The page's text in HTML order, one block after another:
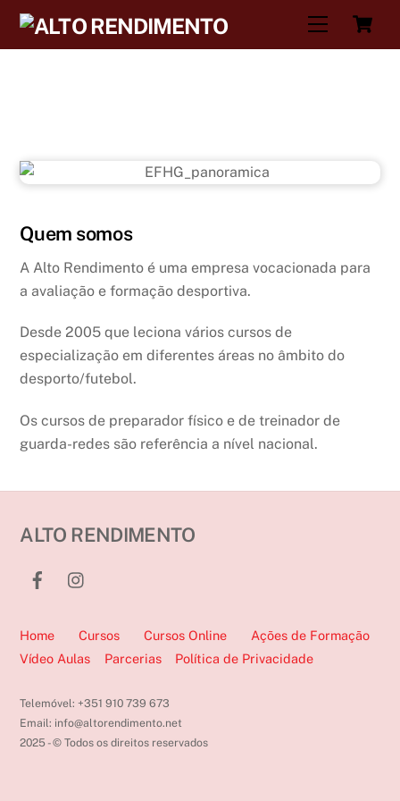
Skip
Menu
Quem somos
A Alto Rendimento é uma empresa vocacionada para
a avaliação e formação desportiva.
Desde 2005 que leciona vários cursos de
especialização em diferentes áreas no âmbito do
desporto/futebol.
Os cursos de preparador físico e de treinador de
guarda-redes são referência a nível nacional.
ALTO RENDIMENTO
Home Cursos Cursos Online
Ações de Formação
Vídeo Aulas
Parcerias Política de Privacidade
Telemóvel: +351 910 739 673
Email: info@altorendimento.net
2025 - © Todos os direitos reservados